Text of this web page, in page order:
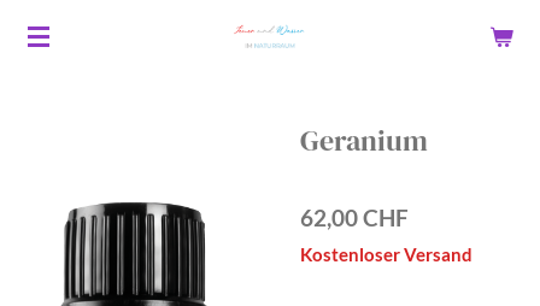
Zum
Geranium
62,00 CHF
Kostenloser Versand